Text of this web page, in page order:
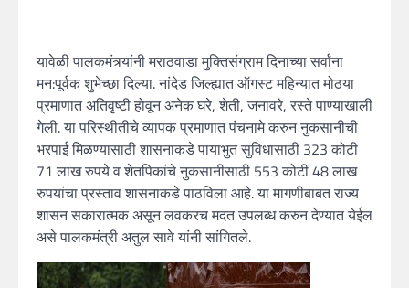
यावेळी पालकमंत्र्यांनी मराठवाडा मुक्तिसंग्राम दिनाच्या सर्वांना
मन:पूर्वक शुभेच्छा दिल्या. नांदेड जिल्ह्यात ऑगस्ट महिन्यात मोठया
प्रमाणात अतिवृष्टी होवून अनेक घरे, शेती, जनावरे, रस्ते पाण्याखाली
गेली. या परिस्थीतीचे व्यापक प्रमाणात पंचनामे करुन नुकसानीची
भरपाई मिळण्यासाठी शासनाकडे पायाभुत सुविधासाठी 323 कोटी
71 लाख रुपये व शेतपिकांचे नुकसानीसाठी 553 कोटी 48 लाख
रुपयांचा प्रस्ताव शासनाकडे पाठविला आहे. या मागणीबाबत राज्य
शासन सकारात्मक असून लवकरच मदत उपलब्ध करुन देण्यात येईल
असे पालकमंत्री अतुल सावे यांनी सांगितले.